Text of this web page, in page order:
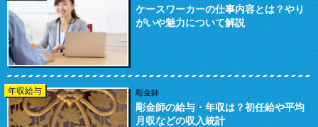
ケースワーカーの仕事内容とは？やり
がいや魅力について解説
年収給与 彫金師
彫金師の給与・年収は？初任給や平均
月収などの収入統計